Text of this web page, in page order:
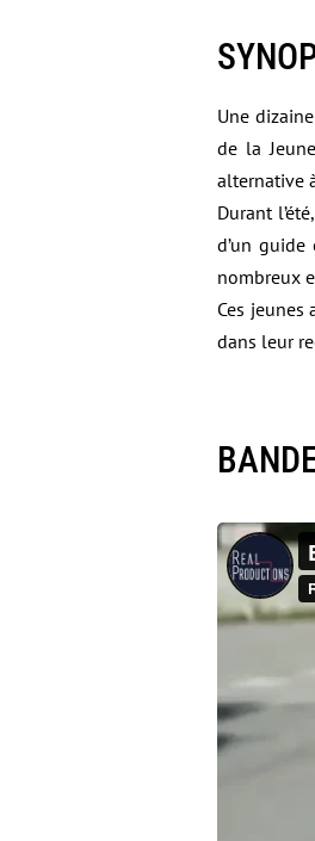
Une
de la
alternative
Durant
d’un
nombreux
Ces
dans leur